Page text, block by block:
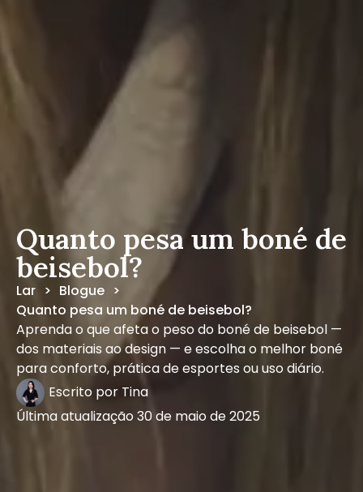
Quanto pesa um boné de
beisebol?
Lar > Blogue >
Quanto pesa um boné de beisebol?
Aprenda o que afeta o peso do boné de beisebol —
dos materiais ao design — e escolha o melhor boné
para conforto, prática de esportes ou uso diário.
Escrito por Tina
Última atualização30 de maio de 2025